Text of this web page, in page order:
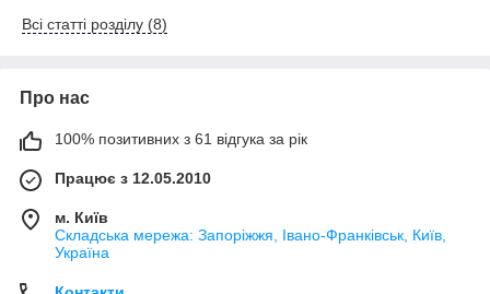
Всі статті розділу (8)
Про нас
100% позитивних з 61 відгука за рік
Працює з 12.05.2010
м. Київ
Складська мережа: Запоріжжя, Івано-Франківськ, Київ,
Україна